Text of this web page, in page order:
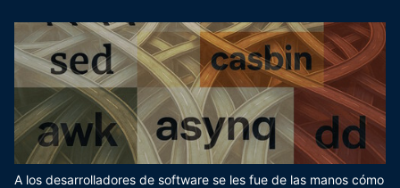
A los desarrolladores de software se les fue de las manos cómo